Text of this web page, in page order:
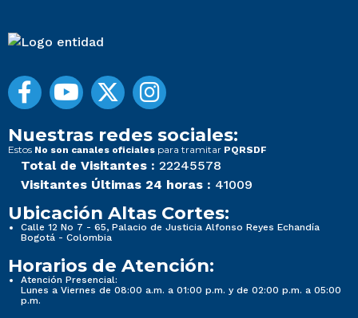
Nuestras redes sociales:
Estos No son canales oficiales para tramitar PQRSDF
Total de Visitantes : 22245578
Visitantes Últimas 24 horas : 41009
Ubicación Altas Cortes:
Calle 12 No 7 - 65, Palacio de Justicia Alfonso Reyes Echandía
Bogotá - Colombia
Horarios de Atención:
Atención Presencial:
Lunes a Viernes de 08:00 a.m. a 01:00 p.m. y de 02:00 p.m. a 05:00
p.m.